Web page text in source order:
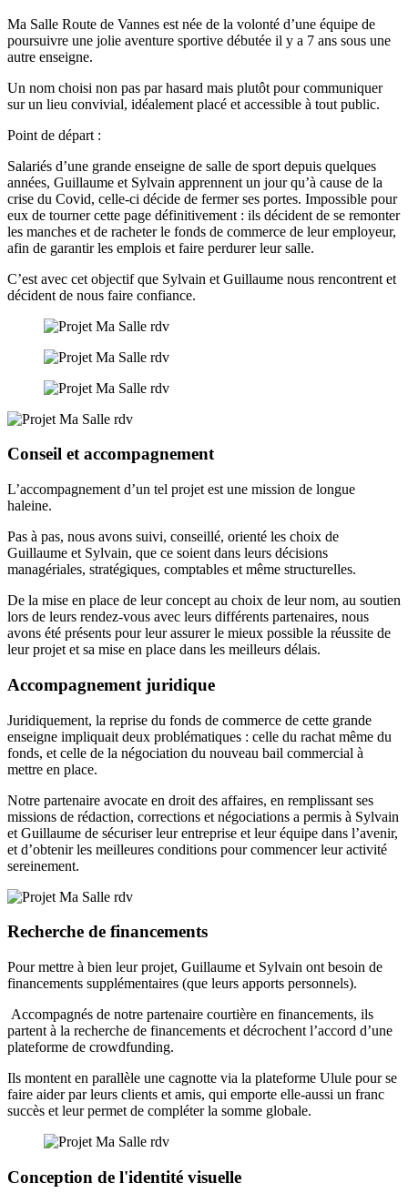
Ma Salle Route de Vannes est née de la volonté d’une équipe de
poursuivre une jolie aventure sportive débutée il y a 7 ans sous une
autre enseigne.
Un nom choisi non pas par hasard mais plutôt pour communiquer
sur un lieu convivial, idéalement placé et accessible à tout public.
Point de départ :
Salariés d’une grande enseigne de salle de sport depuis quelques
années, Guillaume et Sylvain apprennent un jour qu’à cause de la
crise du Covid, celle-ci décide de fermer ses portes. Impossible pour
eux de tourner cette page définitivement : ils décident de se remonter
les manches et de racheter le fonds de commerce de leur employeur,
afin de garantir les emplois et faire perdurer leur salle.
C’est avec cet objectif que Sylvain et Guillaume nous rencontrent et
décident de nous faire confiance.
Conseil et accompagnement
L’accompagnement d’un tel projet est une mission de longue
haleine.
Pas à pas, nous avons suivi, conseillé, orienté les choix de
Guillaume et Sylvain, que ce soient dans leurs décisions
managériales, stratégiques, comptables et même structurelles.
De la mise en place de leur concept au choix de leur nom, au soutien
lors de leurs rendez-vous avec leurs différents partenaires, nous
avons été présents pour leur assurer le mieux possible la réussite de
leur projet et sa mise en place dans les meilleurs délais.
Accompagnement juridique
Juridiquement, la reprise du fonds de commerce de cette grande
enseigne impliquait deux problématiques : celle du rachat même du
fonds, et celle de la négociation du nouveau bail commercial à
mettre en place.
Notre partenaire avocate en droit des affaires, en remplissant ses
missions de rédaction, corrections et négociations a permis à Sylvain
et Guillaume de sécuriser leur entreprise et leur équipe dans l’avenir,
et d’obtenir les meilleures conditions pour commencer leur activité
sereinement.
Recherche de financements
Pour mettre à bien leur projet, Guillaume et Sylvain ont besoin de
financements supplémentaires (que leurs apports personnels).
Accompagnés de notre partenaire courtière en financements, ils
partent à la recherche de financements et décrochent l’accord d’une
plateforme de crowdfunding.
Ils montent en parallèle une cagnotte via la plateforme Ulule pour se
faire aider par leurs clients et amis, qui emporte elle-aussi un franc
succès et leur permet de compléter la somme globale.
Conception de l'identité visuelle